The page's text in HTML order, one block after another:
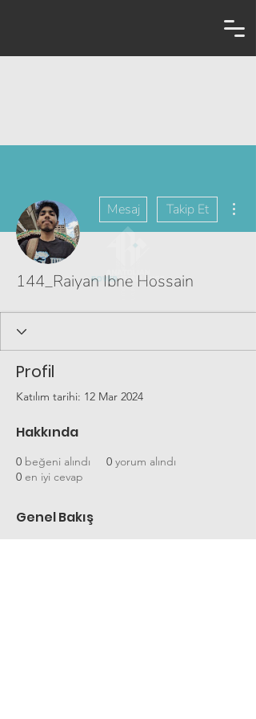
Mesaj Takip Et
144_Raiyan Ibne Hossain
Profil
Katılım tarihi: 12 Mar 2024
Hakkında
0 beğeni alındı 0 yorum alındı
0 en iyi cevap
Genel Bakış